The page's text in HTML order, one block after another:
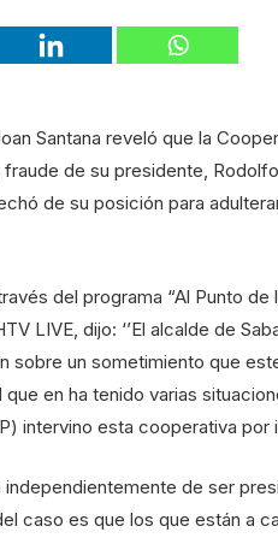
Santana reveló que la
de su presidente,
de su posición para
del programa “Al Punto
LIVE, dijo: ‘’El alcalde de
sobre un sometimiento que
en ha tenido varias
intervino esta cooperativa por
independientemente de ser
caso es que los que están a